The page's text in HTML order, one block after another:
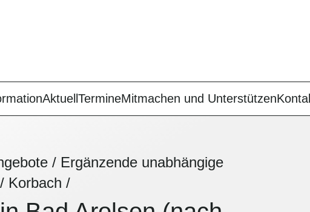
Aktuell TermineMitmachen und Unterstützen
/ Ergänzende unabhängige
/ Korbach /